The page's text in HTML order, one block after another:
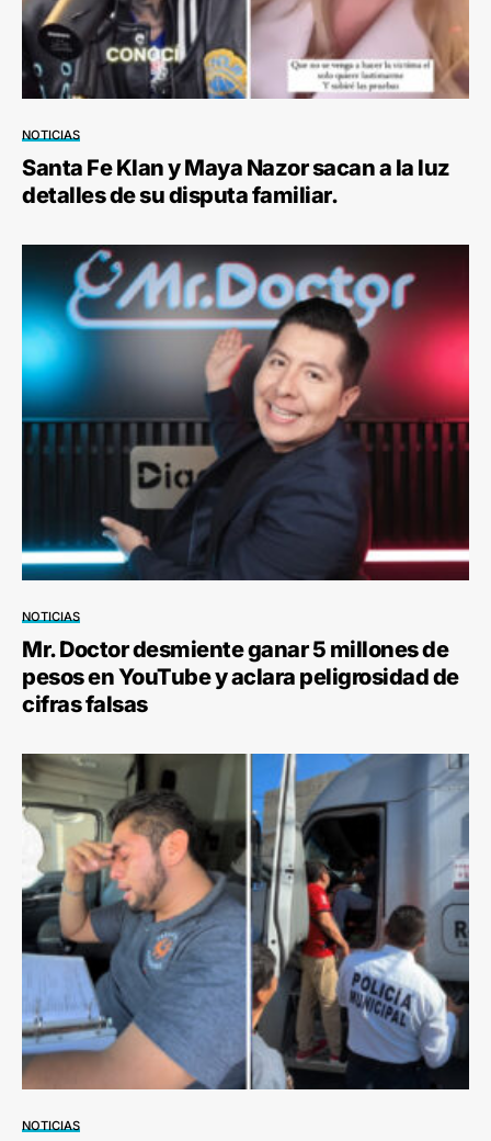
NOTICIAS
Santa Fe Klan y Maya Nazor sacan a la luz
detalles de su disputa familiar.
NOTICIAS
Mr. Doctor desmiente ganar 5 millones de
pesos en YouTube y aclara peligrosidad de
cifras falsas
NOTICIAS